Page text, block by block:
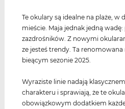
Te okulary są idealne na plaże, w
mieście. Maja jednak jedną
zazdrośników. Z nowymi
ze jesteś trendy. Ta
bieącym sezonie 2025.
Wyraziste linie nadają
charakteru i sprawiają, że te
obowiązkowym dodatkiem